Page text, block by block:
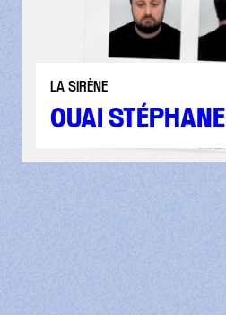
LA SIRÈNE
OUAI STÉPHANE